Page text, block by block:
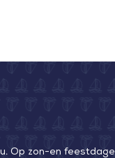
Op zon-en